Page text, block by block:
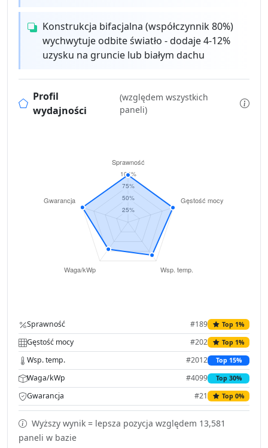
Konstrukcja bifacjalna (współczynnik 80%)
wychwytuje odbite światło - dodaje 4-12%
uzysku na gruncie lub białym dachu
Profil
wydajności
(względem wszystkich
paneli)
Sprawność #189 Top 1%
Gęstość mocy #202 Top 1%
Wsp. temp. #2012 Top 15%
Waga/kWp #4099 Top 30%
Gwarancja #21 Top 0%
Wyższy wynik = lepsza pozycja względem 13,581
paneli w bazie